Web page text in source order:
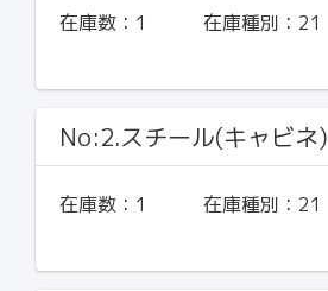
在庫数： 1 在庫種別： 21
No:2.スチール(キャビネ)
在庫数： 1 在庫種別： 21